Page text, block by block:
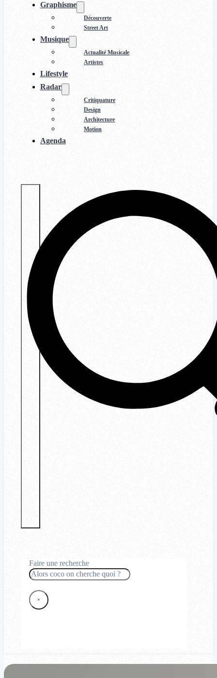
Graphisme
Découverte
Street Art
Musique
Actualité Musicale
Artistes
Lifestyle
Radar
Critiquature
Design
Architecture
Motion
Agenda
Faire une recherche
Rechercher
×